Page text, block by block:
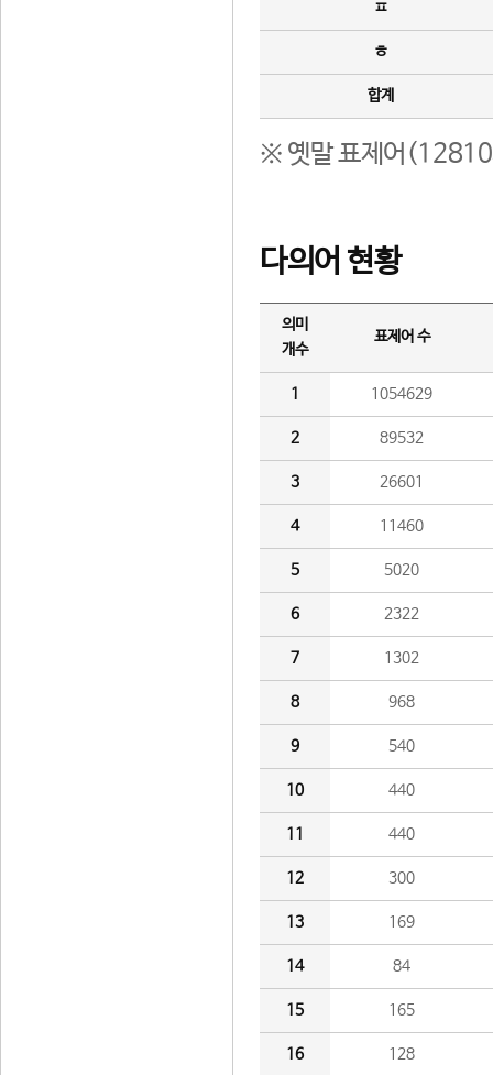
ㅍ
ㅎ
합계
※ 옛말 표제어(12810
다의어 현황
의미
개수
표제어 수
1 1054629
2 89532
3 26601
4 11460
5 5020
6 2322
7 1302
8 968
9 540
10 440
11 440
12 300
13 169
14 84
15 165
16 128